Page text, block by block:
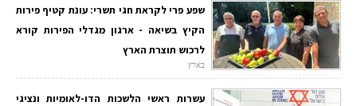
שפע פרי לקראת חגי תשרי: עונת קטיף פירות
הקיץ בשיאה - ארגון מגדלי הפירות קורא
לרכוש תוצרת הארץ
בארץ
עשרות ראשי הלשכות הדו-לאומיות ונציגי